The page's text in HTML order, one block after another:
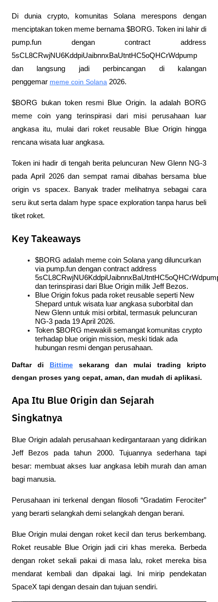
Di dunia crypto, komunitas Solana merespons dengan
menciptakan token meme bernama $BORG. Token ini lahir di
pump.fun dengan contract address
5sCL8CRwjNU6KddpiUaibnnxBaUtntHC5oQHCrWdpump
dan langsung jadi perbincangan di kalangan
penggemar meme coin Solana 2026.
$BORG bukan token resmi Blue Origin. Ia adalah BORG
meme coin yang terinspirasi dari misi perusahaan luar
angkasa itu, mulai dari roket reusable Blue Origin hingga
rencana wisata luar angkasa.
Token ini hadir di tengah berita peluncuran New Glenn NG-3
pada April 2026 dan sempat ramai dibahas bersama blue
origin vs spacex. Banyak trader melihatnya sebagai cara
seru ikut serta dalam hype space exploration tanpa harus beli
tiket roket.
Key Takeaways
$BORG adalah meme coin Solana yang diluncurkan
via pump.fun dengan contract address
dan terinspirasi dari Blue Origin milik Jeff Bezos.
Blue Origin fokus pada roket reusable seperti New
Shepard untuk wisata luar angkasa suborbital dan
New Glenn untuk misi orbital, termasuk peluncuran
NG-3 pada 19 April 2026.
Token $BORG mewakili semangat komunitas crypto
terhadap blue origin mission, meski tidak ada
hubungan resmi dengan perusahaan.
Daftar di Bittime sekarang dan mulai trading kripto
dengan proses yang cepat, aman, dan mudah di aplikasi.
Apa Itu Blue Origin dan Sejarah
Singkatnya
Blue Origin adalah perusahaan kedirgantaraan yang didirikan
Jeff Bezos pada tahun 2000. Tujuannya sederhana tapi
besar: membuat akses luar angkasa lebih murah dan aman
bagi manusia.
Perusahaan ini terkenal dengan filosofi “Gradatim Ferociter”
yang berarti selangkah demi selangkah dengan berani.
Blue Origin mulai dengan roket kecil dan terus berkembang.
Roket reusable Blue Origin jadi ciri khas mereka. Berbeda
dengan roket sekali pakai di masa lalu, roket mereka bisa
mendarat kembali dan dipakai lagi. Ini mirip pendekatan
SpaceX tapi dengan desain dan tujuan sendiri.